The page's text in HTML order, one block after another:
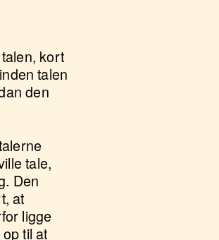
kort
talen
den
tale,
Den
at
ligge
til at